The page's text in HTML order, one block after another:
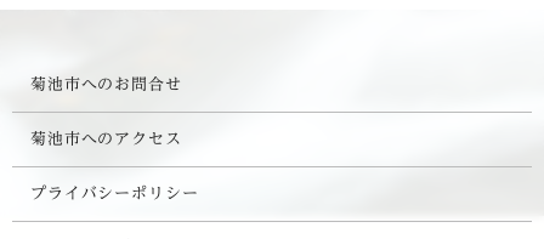
菊池市へのお問合せ
菊池市へのアクセス
プライバシーポリシー